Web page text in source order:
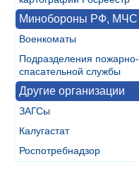
Минобороны РФ, МЧС
Военкоматы
Подразделения пожарно-
спасательной службы
Другие организации
ЗАГСы
Калугастат
Роспотребнадзор